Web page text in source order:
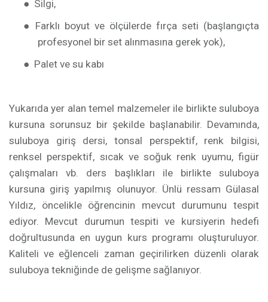
● Silgi,
● Farklı boyut ve ölçülerde fırça seti (başlangıçta
profesyonel bir set alınmasına gerek yok),
● Palet ve su kabı
Yukarıda yer alan temel malzemeler ile birlikte suluboya
kursuna sorunsuz bir şekilde başlanabilir. Devamında,
suluboya giriş dersi, tonsal perspektif, renk bilgisi,
renksel perspektif, sıcak ve soğuk renk uyumu, figür
çalışmaları vb. ders başlıkları ile birlikte suluboya
kursuna giriş yapılmış olunuyor. Ünlü ressam Gülasal
Yıldız, öncelikle öğrencinin mevcut durumunu tespit
ediyor. Mevcut durumun tespiti ve kursiyerin hedefi
doğrultusunda en uygun kurs programı oluşturuluyor.
Kaliteli ve eğlenceli zaman geçirilirken düzenli olarak
suluboya tekniğinde de gelişme sağlanıyor.